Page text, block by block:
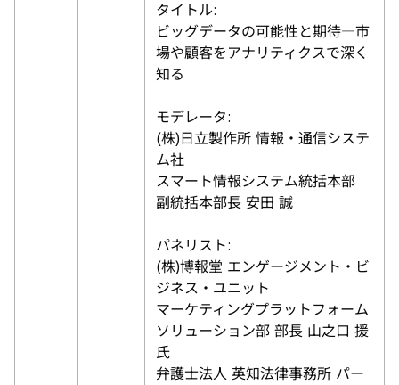
タイトル:
ビッグデータの可能性と期待―市
場や顧客をアナリティクスで深く
知る
モデレータ:
(株)日立製作所 情報・通信システ
ム社
スマート情報システム統括本部
副統括本部長 安田 誠
パネリスト:
(株)博報堂 エンゲージメント・ビ
ジネス・ユニット
マーケティングプラットフォーム
ソリューション部 部長 山之口 援
氏
弁護士法人 英知法律事務所 パー